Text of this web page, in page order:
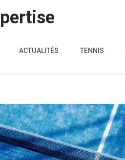
ACTUALITÉS TENNIS